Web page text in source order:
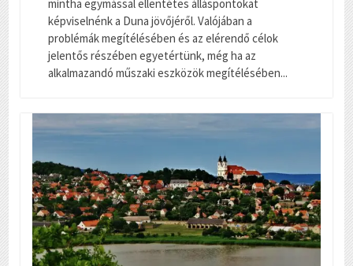
mintha egymással ellentétes álláspontokat
képviselnénk a Duna jövőjéről. Valójában a
problémák megítélésében és az elérendő célok
jelentős részében egyetértünk, még ha az
alkalmazandó műszaki eszközök megítélésében...